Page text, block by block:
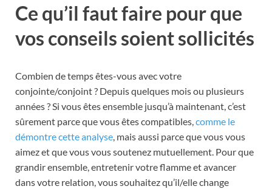
Ce qu’il faut faire pour que
vos conseils soient sollicités
Combien de temps êtes-vous avec votre
conjointe/conjoint ? Depuis quelques mois ou plusieurs
années ? Si vous êtes ensemble jusqu’à maintenant, c’est
sûrement parce que vous êtes compatibles, comme le
démontre cette analyse , mais aussi parce que vous vous
aimez et que vous vous soutenez mutuellement. Pour que
grandir ensemble, entretenir votre flamme et avancer
dans votre relation, vous souhaitez qu’il/elle change